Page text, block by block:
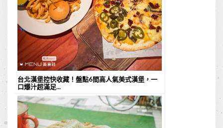
台北漢堡控快收藏！盤點6間高人氣美式漢堡，一
口爆汁超滿足...